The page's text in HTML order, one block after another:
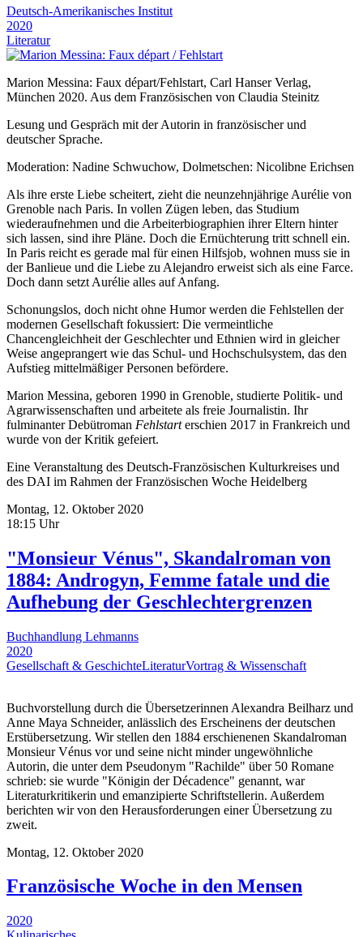
Deutsch-Amerikanisches Institut
2020
Literatur
Marion Messina: Faux départ/Fehlstart, Carl Hanser Verlag,
München 2020. Aus dem Französischen von Claudia Steinitz
Lesung und Gespräch mit der Autorin in französischer und
deutscher Sprache.
Moderation: Nadine Schwuchow, Dolmetschen: Nicolibne Erichsen
Als ihre erste Liebe scheitert, zieht die neunzehnjährige Aurélie von
Grenoble nach Paris. In vollen Zügen leben, das Studium
wiederaufnehmen und die Arbeiterbiographien ihrer Eltern hinter
sich lassen, sind ihre Pläne. Doch die Ernüchterung tritt schnell ein.
In Paris reicht es gerade mal für einen Hilfsjob, wohnen muss sie in
der Banlieue und die Liebe zu Alejandro erweist sich als eine Farce.
Doch dann setzt Aurélie alles auf Anfang.
Schonungslos, doch nicht ohne Humor werden die Fehlstellen der
modernen Gesellschaft fokussiert: Die vermeintliche
Chancengleichheit der Geschlechter und Ethnien wird in gleicher
Weise angeprangert wie das Schul- und Hochschulsystem, das den
Aufstieg mittelmäßiger Personen befördere.
Marion Messina, geboren 1990 in Grenoble, studierte Politik- und
Agrarwissenschaften und arbeitete als freie Journalistin. Ihr
fulminanter Debütroman Fehlstarterschien 2017 in Frankreich und
wurde von der Kritik gefeiert.
Eine Veranstaltung des Deutsch-Französischen Kulturkreises und
des DAI im Rahmen der Französischen Woche Heidelberg
Montag, 12. Oktober 2020
18:15 Uhr
"Monsieur Vénus", Skandalroman von
1884: Androgyn, Femme fatale und die
Aufhebung der Geschlechtergrenzen
Buchhandlung Lehmanns
2020
Gesellschaft & GeschichteLiteraturVortrag & Wissenschaft
Buchvorstellung durch die Übersetzerinnen Alexandra Beilharz und
Anne Maya Schneider, anlässlich des Erscheinens der deutschen
Erstübersetzung. Wir stellen den 1884 erschienenen Skandalroman
Monsieur Vénus vor und seine nicht minder ungewöhnliche
Autorin, die unter dem Pseudonym "Rachilde" über 50 Romane
schrieb: sie wurde "Königin der Décadence" genannt, war
Literaturkritikerin und emanzipierte Schriftstellerin. Außerdem
berichten wir von den Herausforderungen einer Übersetzung zu
zweit.
Montag, 12. Oktober 2020
Französische Woche in den Mensen
2020